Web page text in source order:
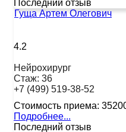
Последний отзыв
Гуща Артем Олегович
4.2
Нейрохирург
Стаж: 36
+7 (499) 519-38-52
Стоимость приема:
Подробнее...
Последний отзыв